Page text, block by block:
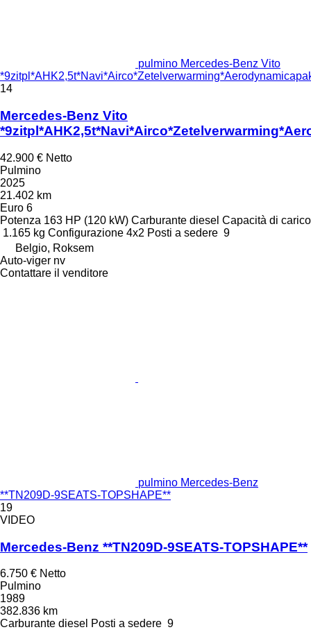
pulmino Mercedes-Benz Vito
14
Mercedes-Benz Vito
42.900 € Netto
Pulmino
2025
21.402 km
Euro 6
Potenza 163 HP (120 kW) Carburante diesel Capacità di carico
1.165 kg Configurazione 4x2 Posti a sedere 9
Belgio, Roksem
Auto-viger nv
Contattare il venditore
pulmino Mercedes-Benz
**TN209D-9SEATS-TOPSHAPE**
19
VIDEO
Mercedes-Benz **TN209D-9SEATS-TOPSHAPE**
6.750 € Netto
Pulmino
1989
382.836 km
Carburante diesel Posti a sedere 9